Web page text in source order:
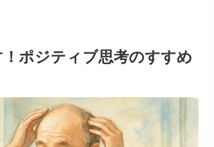
ポジティブ思考のすすめ